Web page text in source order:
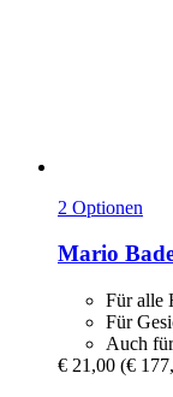
2 Optionen
Mario
Für alle
Für
Auch
€ 21,00 (€